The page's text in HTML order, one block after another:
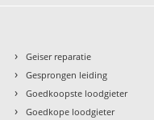
› Geiser reparatie
› Gesprongen leiding
› Goedkoopste loodgieter
› Goedkope loodgieter